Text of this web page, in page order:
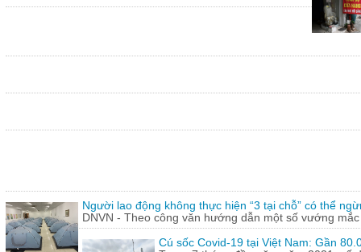
Người lao động không thực hiện “3 tại chỗ” có thể
DNVN - Theo công văn hướng dẫn một số vướng
Cú sốc Covid-19 tại Việt Nam: Gần